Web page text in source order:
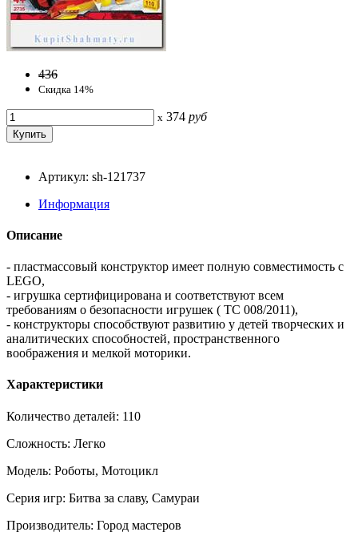
436
Скидка 14%
x 374 руб
Артикул: sh-121737
Информация
Описание
- пластмассовый конструктор имеет полную совместимость с
LEGO,
- игрушка сертифицирована и соответствуют всем
требованиям о безопасности игрушек ( TC 008/2011),
- конструкторы способствуют развитию у детей творческих и
аналитических способностей, пространственного
воображения и мелкой моторики.
Характеристики
Количество деталей: 110
Сложность: Легко
Модель: Роботы, Мотоцикл
Серия игр: Битва за славу, Самураи
Производитель: Город мастеров